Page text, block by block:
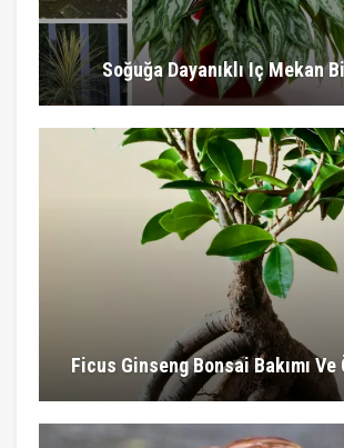
Soğuğa Dayanıklı Iç Mekan
Ficus Ginseng Bonsai Bakımı